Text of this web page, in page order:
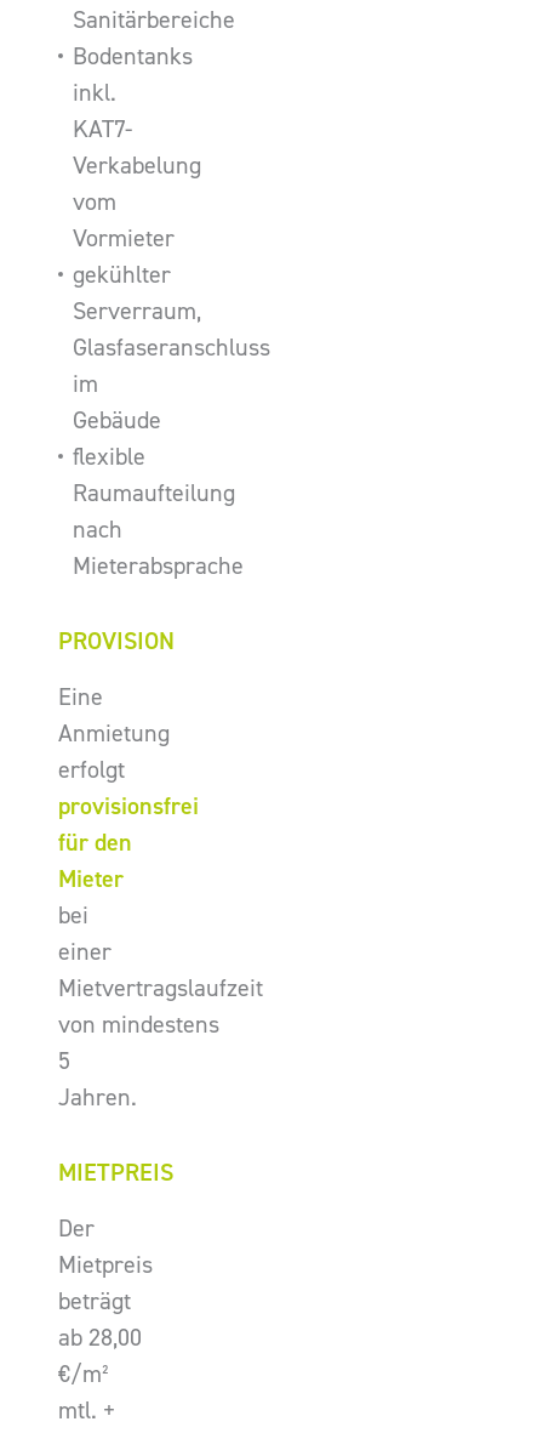
Sanitärbereiche
Bodentanks
inkl.
KAT7-
Verkabelung
vom
Vormieter
gekühlter
Serverraum,
Glasfaseranschluss
im
Gebäude
flexible
Raumaufteilung
nach
Mieterabsprache
PROVISION
Eine
Anmietung
erfolgt
provisionsfrei
für den
Mieter
bei
einer
Mietvertragslaufzeit
von mindestens
5
Jahren.
MIETPREIS
Der
Mietpreis
beträgt
ab 28,00
€/m²
mtl. +